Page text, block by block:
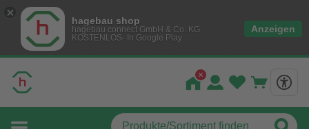
hagebau shop
hagebau connect GmbH & Co. KG
KOSTENLOS- In Google Play
Anzeigen